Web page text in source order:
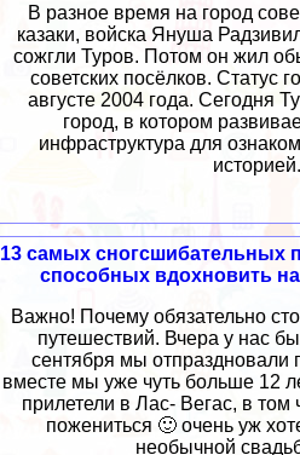
В разное время на город
казаки, войска Януша
сожгли Туров. Потом он жил
советских посёлков. Статус
августе 2004 года. Сегодня
город, в котором
инфраструктура для
13 самых сногсшибательных
способных вдохновить
Важно! Почему обязательно
путешествий. Вчера у нас
сентября мы отпраздновали
вместе мы уже чуть больше 12
прилетели в Лас- Вегас, в том
пожениться 🙂 очень уж
необычной